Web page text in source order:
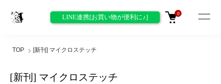
LINE連携[お買い物が便利に♪] 0
TOP [新刊] マイクロステッチ
[新刊] マイクロステッチ